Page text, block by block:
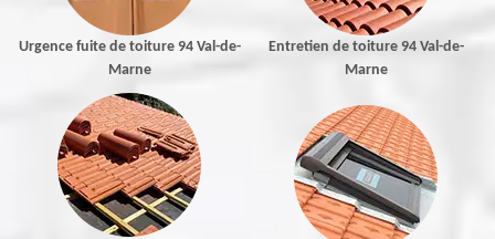
Urgence fuite de toiture 94 Val-de-
Marne
Entretien de toiture 94 Val-de-
Marne